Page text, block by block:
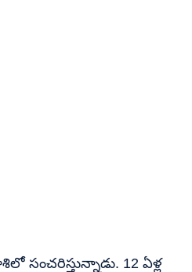
సంచరిస్తున్నాడు. 12 ఏళ్ల